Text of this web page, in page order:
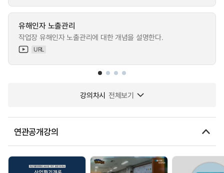
유해인자 노출관리
작업장 유해인자 노출관리에 대한 개념을 설명한다.
URL
강의차시 전체보기
연관공개강의